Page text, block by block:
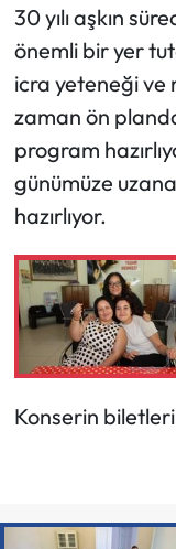
30 yılı aşkın
önemli bir yer
icra yeteneği ve
zaman ön
program
günümüze
hazırlıyor.
Konserin